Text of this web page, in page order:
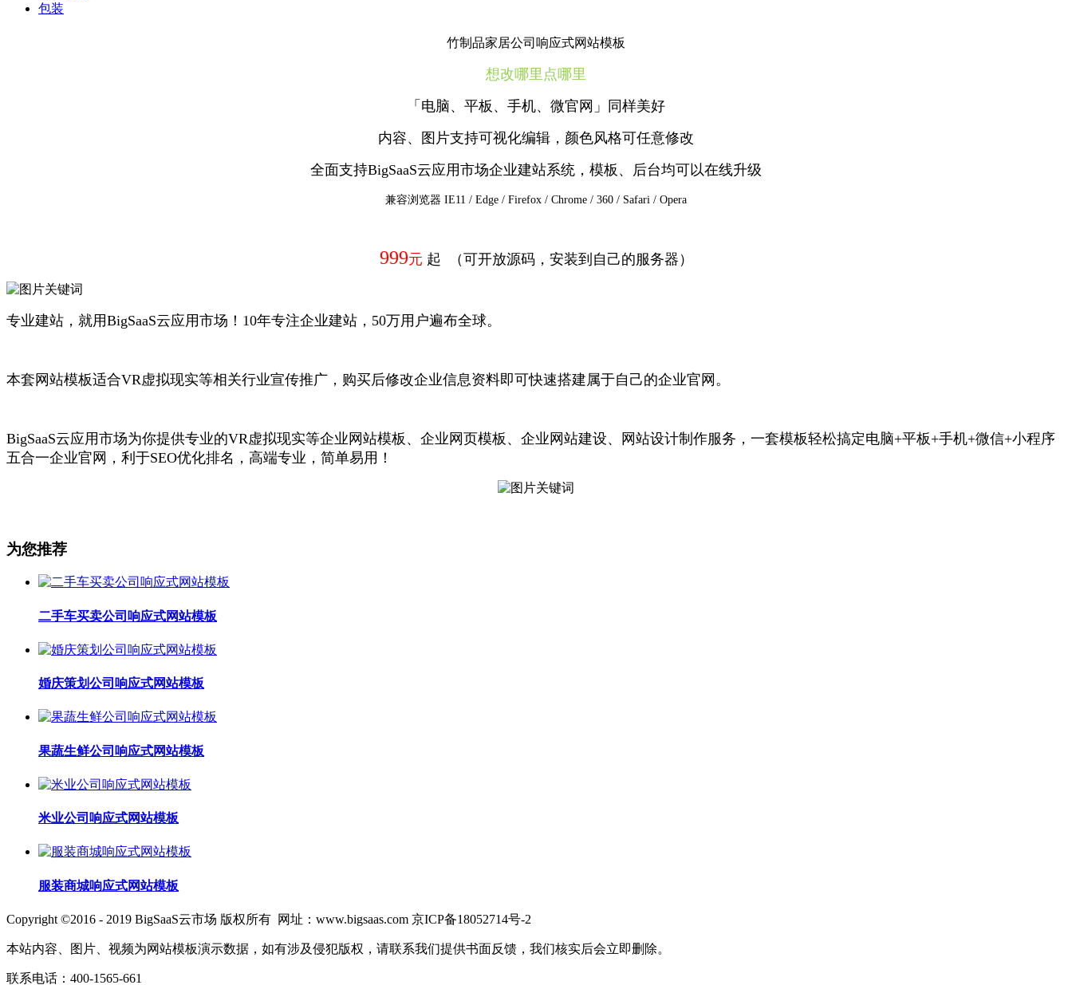
包装
竹制品家居公司响应式网站模板
想改哪里点哪里
「电脑、平板、手机、微官网」同样美好
内容、图片支持可视化编辑，颜色风格可任意修改
全面支持BigSaaS云应用市场企业建站系统，模板、后台均可以在线升级
兼容浏览器 IE11 / Edge / Firefox / Chrome / 360 / Safari / Opera
999元 起 （可开放源码，安装到自己的服务器）
专业建站，就用BigSaaS云应用市场！10年专注企业建站，50万用户遍布全球。
本套网站模板适合VR虚拟现实等相关行业宣传推广，购买后修改企业信息资料即可快速搭建属于自己的企业官网。
BigSaaS云应用市场为你提供专业的VR虚拟现实等企业网站模板、企业网页模板、企业网站建设、网站设计制作服务，一套模板轻松搞定电脑+平板+手机+微信+小程序
五合一企业官网，利于SEO优化排名，高端专业，简单易用！
为您推荐
二手车买卖公司响应式网站模板
婚庆策划公司响应式网站模板
果蔬生鲜公司响应式网站模板
米业公司响应式网站模板
服装商城响应式网站模板
Copyright ©2016 - 2019 BigSaaS云市场 版权所有 网址：www.bigsaas.com 京ICP备18052714号-2
本站内容、图片、视频为网站模板演示数据，如有涉及侵犯版权，请联系我们提供书面反馈，我们核实后会立即删除。
联系电话：400-1565-661